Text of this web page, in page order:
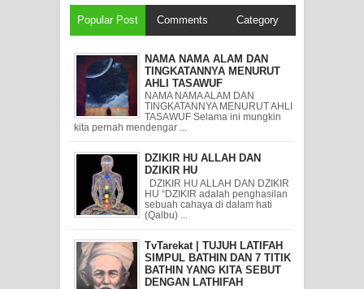
Popular Post Comments Category
NAMA NAMA ALAM DAN
TINGKATANNYA MENURUT
AHLI TASAWUF
NAMA NAMA ALAM DAN
TINGKATANNYA MENURUT AHLI
TASAWUF Selama ini mungkin
kita pernah mendengar ...
DZIKIR HU ALLAH DAN
DZIKIR HU
DZIKIR HU ALLAH DAN DZIKIR
HU “DZIKIR adalah penghasilan
sebuah cahaya di dalam hati
(Qalbu) ...
TvTarekat | TUJUH LATIFAH
SIMPUL BATHIN DAN 7 TITIK
BATHIN YANG KITA SEBUT
DENGAN LATHIFAH